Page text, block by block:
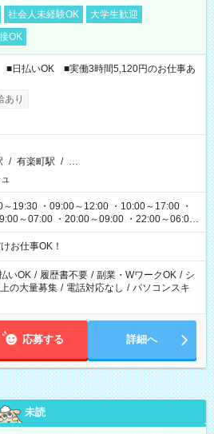
社会人未経験OK
大学生歓迎
OK
日払いOK ■実働3時間5,120円のお仕事あ
あり
/ 有楽町駅 / …
19:30 ・09:00～12:00 ・10:00～17:00 ・
～07:00 ・20:00～09:00 ・22:00～06:00
お仕事OK！
いOK / 履歴書不要 / 副業・WワークOK / シ
の大量募集 / 電話対応なし / パソコンスキ
応募する 詳細へ
未読